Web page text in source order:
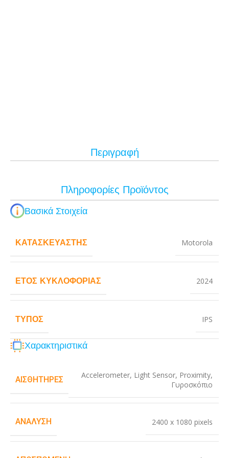
Περιγραφή
Πληροφορίες Προϊόντος
Βασικά Στοιχεία
ΚΑΤΑΣΚΕΥΑΣΤΉΣ Motorola
ΈΤΟΣ ΚΥΚΛΟΦΟΡΊΑΣ 2024
ΤΎΠΟΣ IPS
Χαρακτηριστικά
ΑΙΣΘΗΤΉΡΕΣ Accelerometer, Light Sensor, Proximity,
Γυροσκόπιο
ΑΝΆΛΥΣΗ 2400 x 1080 pixels